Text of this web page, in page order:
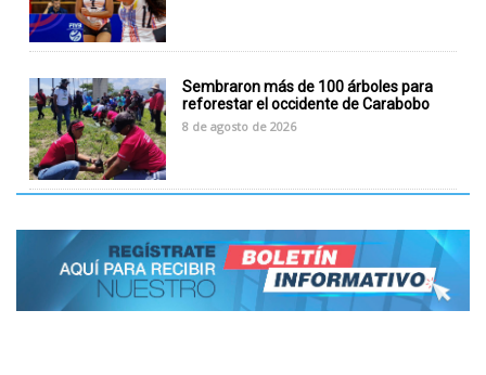
Sembraron más de 100 árboles para
reforestar el occidente de Carabobo
8 de agosto de 2026